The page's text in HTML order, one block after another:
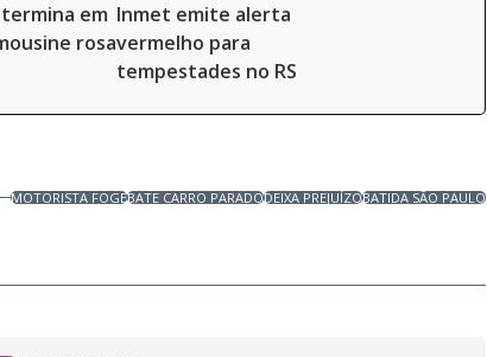
em
rosa
Inmet emite alerta
vermelho para
tempestades no RS
MOTORISTA FOGEBATE CARRO PARADODEIXA PREJUÍZOBATIDA SÃO PAULO